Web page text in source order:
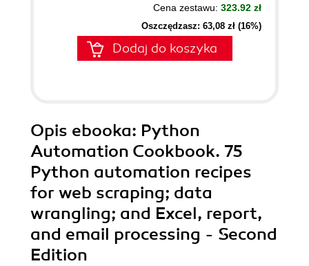
Cena zestawu: 323.92 zł
Oszczędzasz: 63,08 zł (16%)
Dodaj do koszyka
Opis ebooka: Python
Automation Cookbook. 75
Python automation recipes
for web scraping; data
wrangling; and Excel, report,
and email processing - Second
Edition